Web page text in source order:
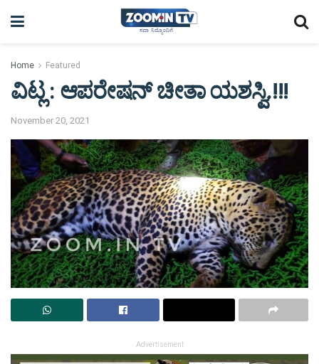
Home Featured
ವಿಟ್ಲ : ಆಪರೇಷನ್ ಚೀತಾ ಯಶಸ್ವಿ.!!!
November 20, 2021
Advertisement